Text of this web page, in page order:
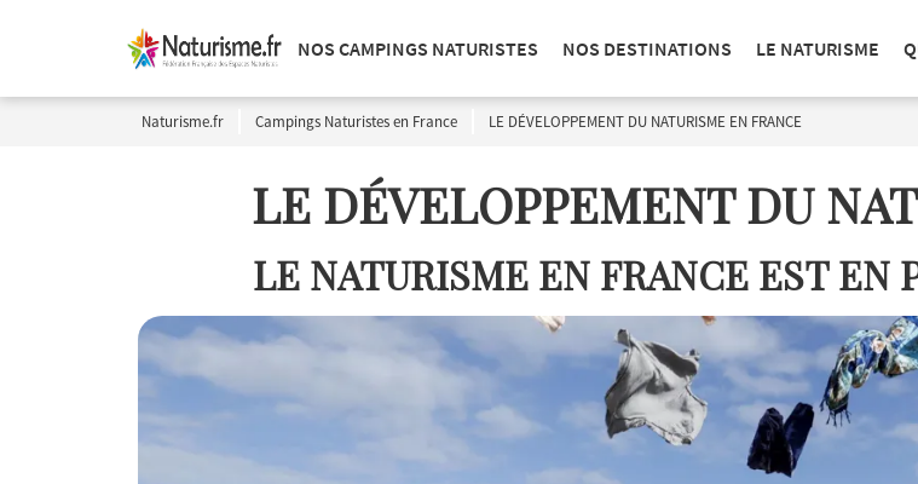
NOS CAMPINGS NATURISTES NOS DESTINATIONS LE NATURISME
Naturisme.fr Campings Naturistes en France LE DÉVELOPPEMENT DU NATURISME EN FRANCE
LE DÉVELOPPEMENT DU
LE NATURISME EN FRANCE EST EN